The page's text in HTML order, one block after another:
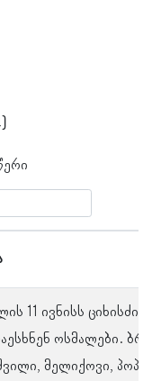
11 ივნისს
ოსმალები.
მელიქოვი,